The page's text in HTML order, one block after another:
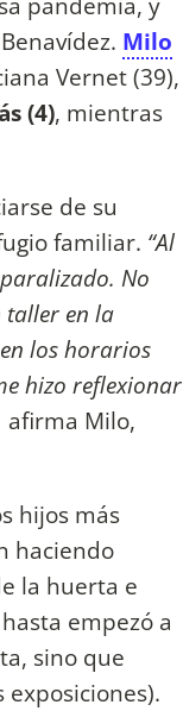
Milo
Vernet (39),
(4), mientras
de su
familiar. “Al
No
taller en la
los horarios
hizo reflexionar
Milo,
hijos más
haciendo
la huerta e
empezó a
sino que